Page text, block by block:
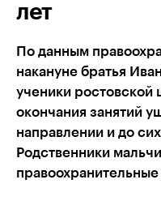
лет
По данным
накануне братья
ученики
окончания занятий
направлении и до
Родственники